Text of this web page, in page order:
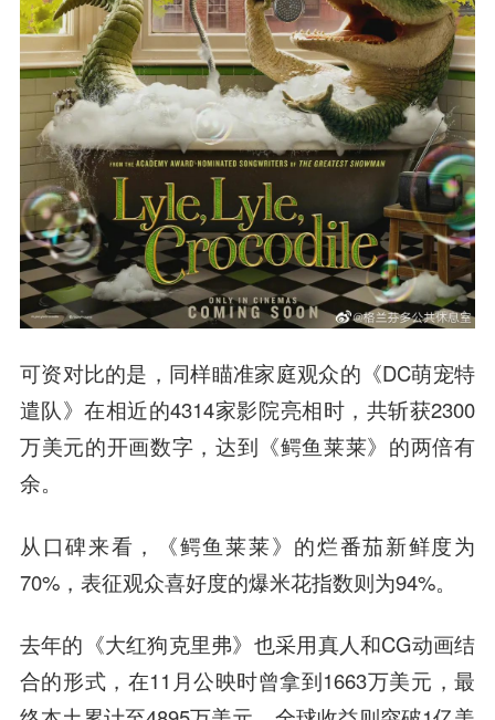
可资对比的是，同样瞄准家庭观众的《DC萌宠特
遣队》在相近的4314家影院亮相时，共斩获2300
万美元的开画数字，达到《鳄鱼莱莱》的两倍有
余。
从口碑来看，《鳄鱼莱莱》的烂番茄新鲜度为
70%，表征观众喜好度的爆米花指数则为94%。
去年的《大红狗克里弗》也采用真人和CG动画结
合的形式，在11月公映时曾拿到1663万美元，最